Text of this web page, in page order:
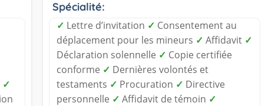
✓
Spécialité:
✓ Lettre d’invitation ✓ Consentement au
déplacement pour les mineurs ✓ Affidavit ✓
Déclaration solennelle ✓ Copie certifiée
conforme ✓ Dernières volontés et
testaments ✓ Procuration ✓ Directive
personnelle ✓ Affidavit de témoin ✓